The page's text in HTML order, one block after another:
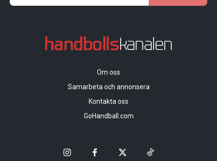
Om oss
Samarbeta och annonsera
Kontakta oss
GoHandball.com